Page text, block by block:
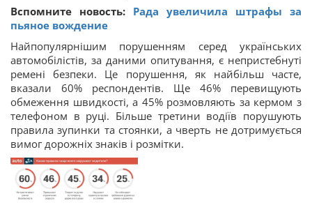
Вспомните новость: Рада увеличила штрафы за
пьяное вождение
Найпопулярнішим порушенням серед українських
автомобілістів, за даними опитування, є непристебнуті
ремені безпеки. Це порушення, як найбільш часте,
вказали 60% респондентів. Ще 46% перевищують
обмеження швидкості, а 45% розмовляють за кермом з
телефоном в руці. Більше третини водіїв порушують
правила зупинки та стоянки, а чверть не дотримується
вимог дорожніх знаків і розмітки.